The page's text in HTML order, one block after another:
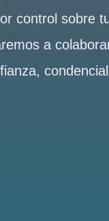
control sobre
a